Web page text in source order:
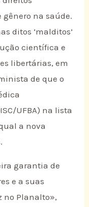
na saúde.
ditos ‘malditos’
científica e
libertárias, em
de que o
UFBA) na lista
a nova
garantia de
e a suas
no Planalto»,